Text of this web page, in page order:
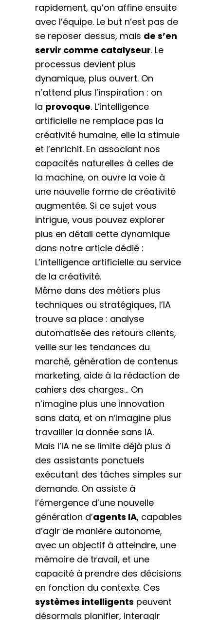
rapidement, qu’on affine ensuite
avec l’équipe. Le but n’est pas de
se reposer dessus, mais de s’en
servir comme catalyseur. Le
processus devient plus
dynamique, plus ouvert. On
n’attend plus l’inspiration : on
la provoque. L’intelligence
artificielle ne remplace pas la
créativité humaine, elle la stimule
et l’enrichit. En associant nos
capacités naturelles à celles de
la machine, on ouvre la voie à
une nouvelle forme de créativité
augmentée. Si ce sujet vous
intrigue, vous pouvez explorer
plus en détail cette dynamique
dans notre article dédié :
L’intelligence artificielle au service
de la créativité.
Même dans des métiers plus
techniques ou stratégiques, l’IA
trouve sa place : analyse
automatisée des retours clients,
veille sur les tendances du
marché, génération de contenus
marketing, aide à la rédaction de
cahiers des charges… On
n’imagine plus une innovation
sans data, et on n’imagine plus
travailler la donnée sans IA.
Mais l’IA ne se limite déjà plus à
des assistants ponctuels
exécutant des tâches simples sur
demande. On assiste à
l’émergence d’une nouvelle
génération d’agents IA, capables
d’agir de manière autonome,
avec un objectif à atteindre, une
mémoire de travail, et une
capacité à prendre des décisions
en fonction du contexte. Ces
systèmes intelligents peuvent
désormais planifier, interagir